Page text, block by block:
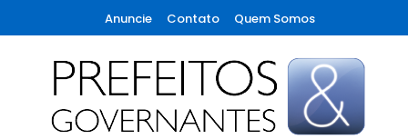
To
Content
Anuncie Contato Quem Somos